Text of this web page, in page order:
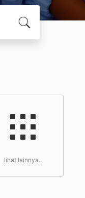
lihat lainnya..